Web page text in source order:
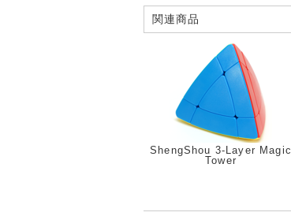
関連商品
ShengShou 3-Layer Magic
Tower